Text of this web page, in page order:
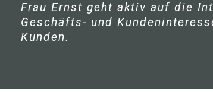
Frau Ernst geht aktiv auf die
Geschäfts- und
Kunden.